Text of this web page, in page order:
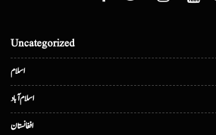
Uncategorized
اسلام
اسلام آباد
افغانستان